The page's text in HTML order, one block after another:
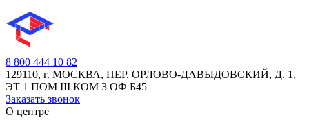
8 800 444 10 82
129110, г. МОСКВА, ПЕР. ОРЛОВО-ДАВЫДОВСКИЙ, Д. 1,
ЭТ 1 ПОМ III КОМ 3 ОФ Б45
Заказать звонок
О центре